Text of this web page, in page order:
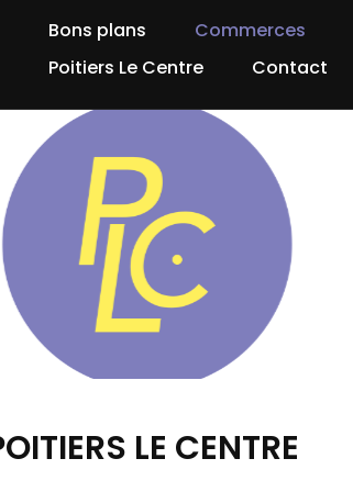
Bons plans Commerces
Poitiers Le Centre
Contact
LE CENTRE